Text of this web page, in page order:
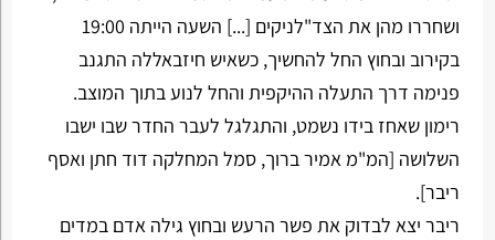
ושחררו מהן את הצד"לניקים [...] השעה הייתה 19:00
בקירוב ובחוץ החל להחשיך, כשאיש חיזבאללה התגנב
פנימה דרך התעלה ההיקפית והחל לנוע בתוך המוצב.
רימון שאחז בידו נשמט, והתגלגל לעבר החדר שבו ישבו
השלושה [המ"מ אמיר ברוך, סמל המחלקה דוד חתן ואסף
ריבר].
ריבר יצא לבדוק את פשר הרעש ובחוץ גילה אדם במדים